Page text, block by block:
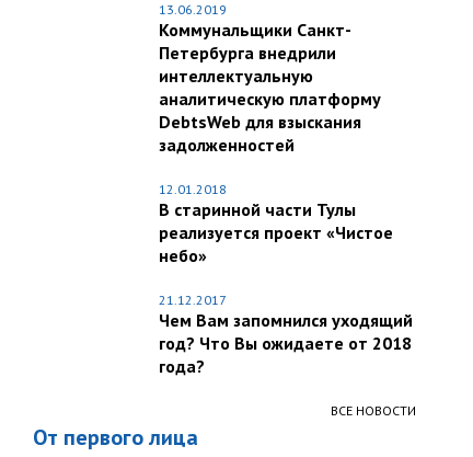
13.06.2019
Коммунальщики Санкт-
Петербурга внедрили
интеллектуальную
аналитическую платформу
DebtsWeb для взыскания
задолженностей
12.01.2018
В старинной части Тулы
реализуется проект «Чистое
небо»
21.12.2017
Чем Вам запомнился уходящий
год? Что Вы ожидаете от 2018
года?
ВСЕ НОВОСТИ
От первого лица